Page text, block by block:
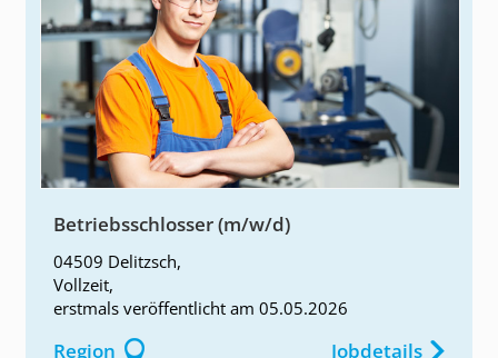
Betriebsschlosser (m/w/d)
04509 Delitzsch,
Vollzeit,
erstmals veröffentlicht am 05.05.2026
Jobdetails
Region